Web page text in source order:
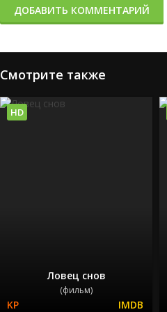
ДОБАВИТЬ КОММЕНТАРИЙ
Смотрите также
Ловец снов
(фильм)
HD